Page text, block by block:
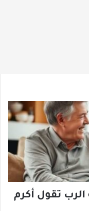
تقول أكرم